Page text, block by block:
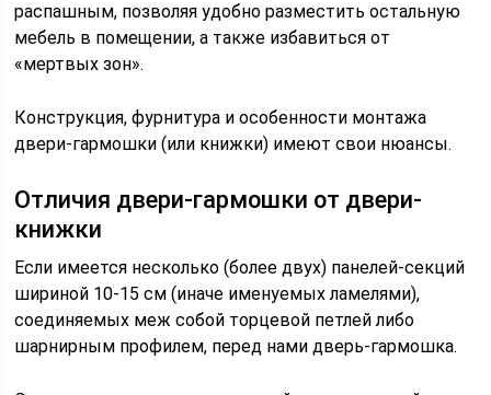
распашным, позволяя удобно разместить остальную
мебель в помещении, а также избавиться от
«мертвых зон».
Конструкция, фурнитура и особенности монтажа
двери-гармошки (или книжки) имеют свои нюансы.
Отличия двери-гармошки от двери-
книжки
Если имеется несколько (более двух) панелей-секций
шириной 10-15 см (иначе именуемых ламелями),
соединяемых меж собой торцевой петлей либо
шарнирным профилем, перед нами дверь-гармошка.